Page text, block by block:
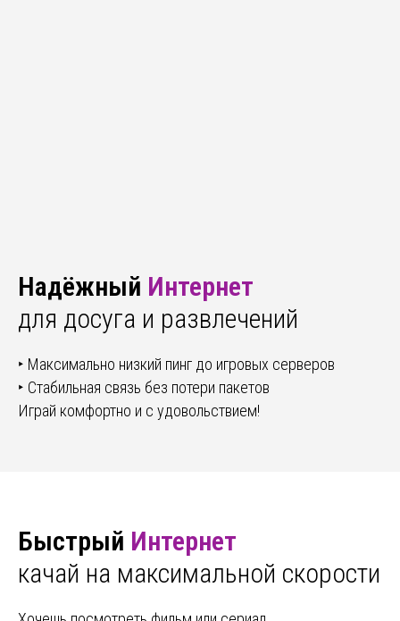
Надёжный Интернет
для досуга и развлечений
‣ Максимально низкий пинг до игровых серверов
‣ Стабильная связь без потери пакетов
Играй комфортно и с удовольствием!
Быстрый Интернет
качай на максимальной скорости